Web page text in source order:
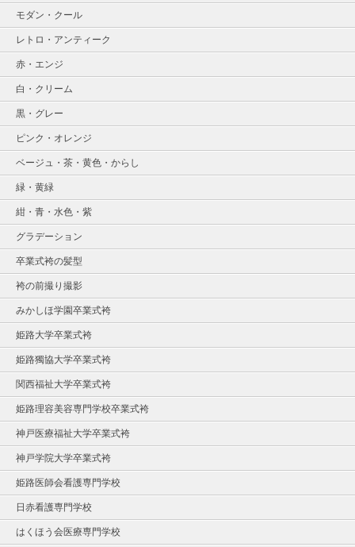
モダン・クール
レトロ・アンティーク
赤・エンジ
白・クリーム
黒・グレー
ピンク・オレンジ
ベージュ・茶・黄色・からし
緑・黄緑
紺・青・水色・紫
グラデーション
卒業式袴の髪型
袴の前撮り撮影
みかしほ学園卒業式袴
姫路大学卒業式袴
姫路獨協大学卒業式袴
関西福祉大学卒業式袴
姫路理容美容専門学校卒業式袴
神戸医療福祉大学卒業式袴
神戸学院大学卒業式袴
姫路医師会看護専門学校
日赤看護専門学校
はくほう会医療専門学校